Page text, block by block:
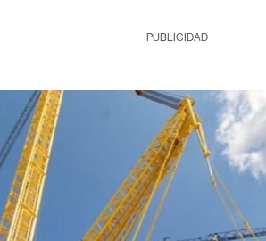
PUBLICIDAD